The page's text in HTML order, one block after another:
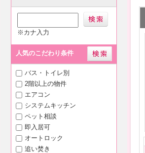
※カナ入力
人気のこだわり条件
バス・トイレ別
2階以上の物件
エアコン
システムキッチン
ペット相談
即入居可
オートロック
追い焚き